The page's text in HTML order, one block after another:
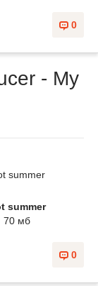
0
- My
summer
70 мб
0